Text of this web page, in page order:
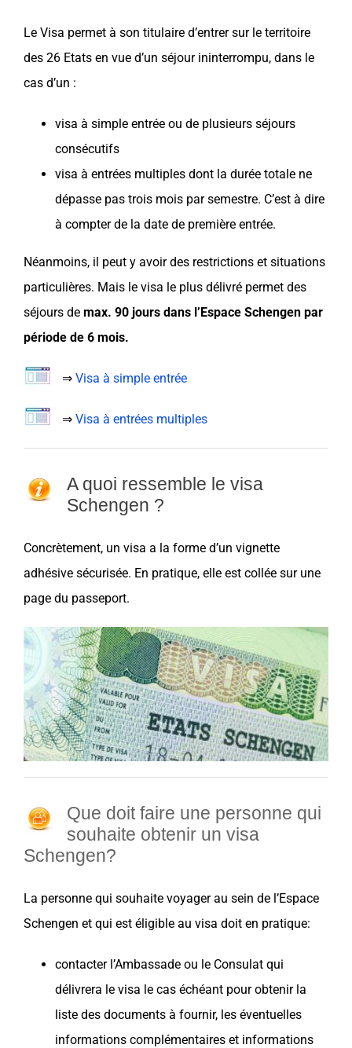
Le Visa permet à son titulaire d’entrer sur le territoire
des 26 Etats en vue d’un séjour ininterrompu, dans le
cas d’un :
visa à simple entrée ou de plusieurs séjours
consécutifs
visa à entrées multiples dont la durée totale ne
dépasse pas trois mois par semestre. C’est à dire
à compter de la date de première entrée.
Néanmoins, il peut y avoir des restrictions et situations
particulières. Mais le visa le plus délivré permet des
séjours de max. 90 jours dans l’Espace Schengen par
période de 6 mois.
⇒ Visa à simple entrée
⇒ Visa à entrées multiples
A quoi ressemble le visa
Schengen ?
Concrètement, un visa a la forme d’un vignette
adhésive sécurisée. En pratique, elle est collée sur une
page du passeport.
Que doit faire une personne qui
souhaite obtenir un visa
Schengen?
La personne qui souhaite voyager au sein de l’Espace
Schengen et qui est éligible au visa doit en pratique:
contacter l’Ambassade ou le Consulat qui
délivrera le visa le cas échéant pour obtenir la
liste des documents à fournir, les éventuelles
informations complémentaires et informations